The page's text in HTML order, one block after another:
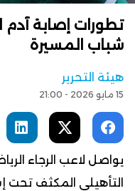
تطورات إصابة
شباب المسيرة
هيئة التحرير
15 مايو 2026 - 21:00
يواصل لاعب الرجاء
التأهيلي المكثف